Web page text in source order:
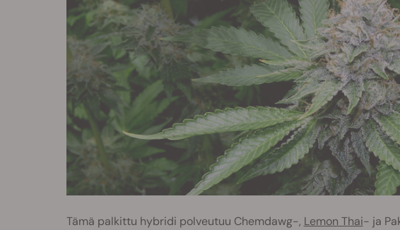
Tämä palkittu hybridi polveutuu Chemdawg-, Lemon Thai- ja